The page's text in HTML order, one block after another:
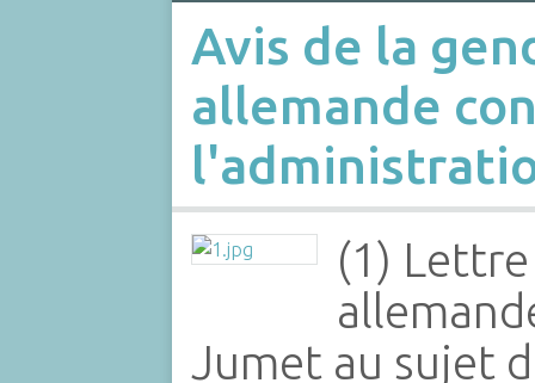
Avis de la
allemande
(1)
Jumet au sujet